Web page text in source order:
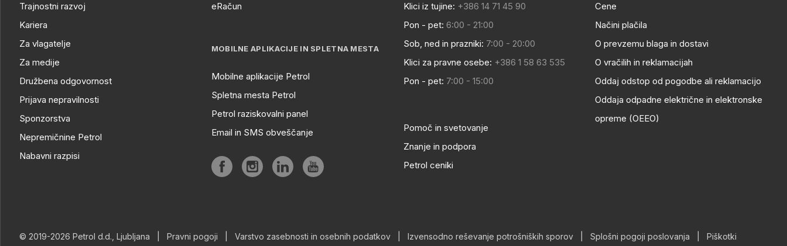
Trajnostni razvoj
Kariera
Za vlagatelje
Za medije
Družbena odgovornost
Prijava nepravilnosti
Sponzorstva
Nepremičnine Petrol
Nabavni razpisi
eRačun
MOBILNE APLIKACIJE IN SPLETNA MESTA
Mobilne aplikacije Petrol
Spletna mesta Petrol
Petrol raziskovalni panel
Email in SMS obveščanje
Klici iz tujine: +386 14 71 45 90
Pon - pet: 6:00 - 21:00
Sob, ned in prazniki: 7:00 - 20:00
Klici za pravne osebe: +386 1 58 63 535
Pon - pet: 7:00 - 15:00
Pomoč in svetovanje
Znanje in podpora
Petrol ceniki
Cene
Načini plačila
O prevzemu blaga in dostavi
O vračilih in reklamacijah
Oddaj odstop od pogodbe ali reklamacijo
Oddaja odpadne električne in elektronske
opreme (OEEO)
© 2019-2026 Petrol d.d., Ljubljana Pravni pogoji Varstvo zasebnosti in osebnih podatkov Izvensodno reševanje potrošniških sporov Splošni pogoji poslovanja Piškotki